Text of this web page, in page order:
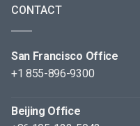
CONTACT
San Francisco Office
+1 855-896-9300
Beijing Office